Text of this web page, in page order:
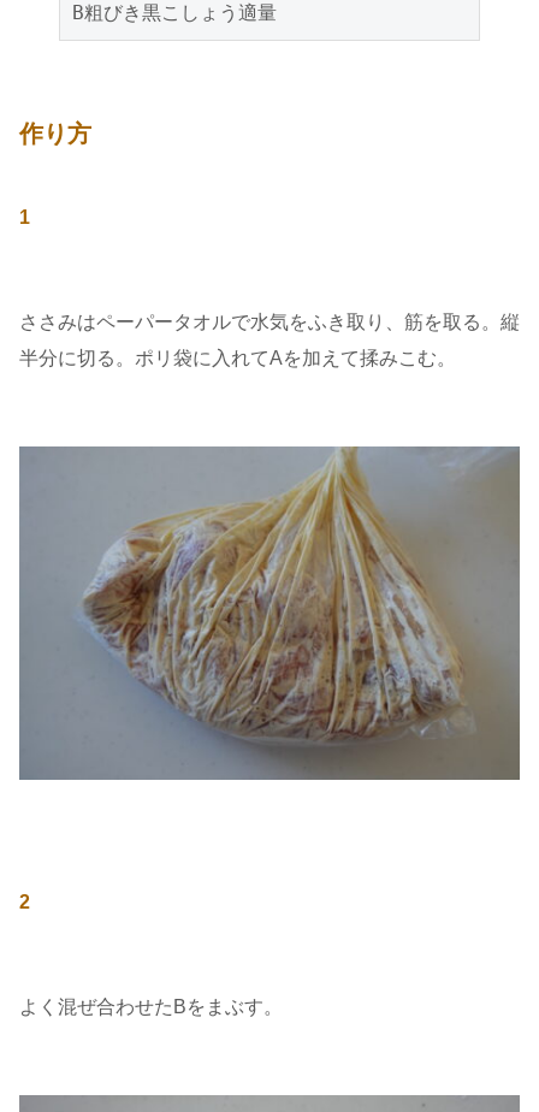
B粗びき黒こしょう適量
作り方
1
ささみはペーパータオルで水気をふき取り、筋を取る。縦
半分に切る。ポリ袋に入れてAを加えて揉みこむ。
2
よく混ぜ合わせたBをまぶす。